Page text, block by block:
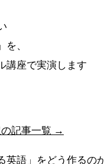
を、
講座で実演します
記事一覧 →
英語」をどう作るの